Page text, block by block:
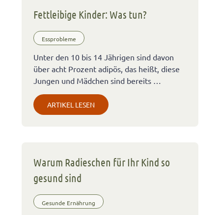
Fettleibige Kinder: Was tun?
Essprobleme
Unter den 10 bis 14 Jährigen sind davon
über acht Prozent adipös, das heißt, diese
Jungen und Mädchen sind bereits …
ARTIKEL LESEN
Warum Radieschen für Ihr Kind so
gesund sind
Gesunde Ernährung